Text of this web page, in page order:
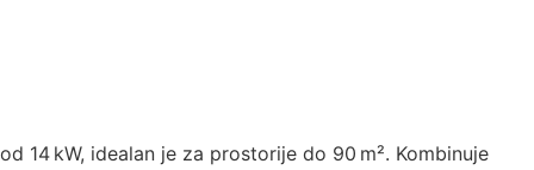
14 kW, idealan je za prostorije do 90 m². Kombinuje